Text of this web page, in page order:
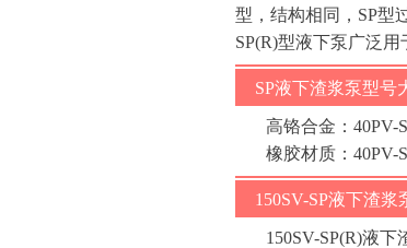
型，结构相同，SP型
SP(R)型液下泵广泛
SP液下渣浆泵型号
高铬合金：40PV-
橡胶材质：40PV-
150SV-SP液下渣浆
150SV-SP(R)液